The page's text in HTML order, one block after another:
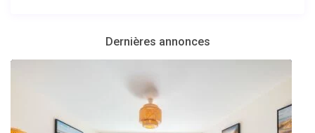
Dernières annonces